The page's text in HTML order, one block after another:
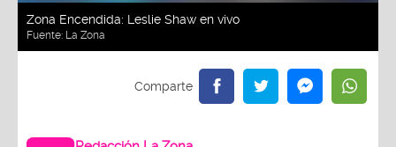
Zona Encendida: Leslie Shaw en vivo
Fuente: La Zona